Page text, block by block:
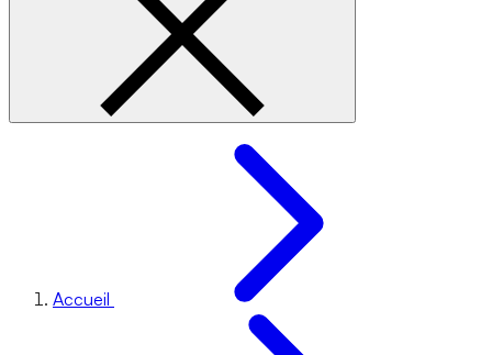
Accueil